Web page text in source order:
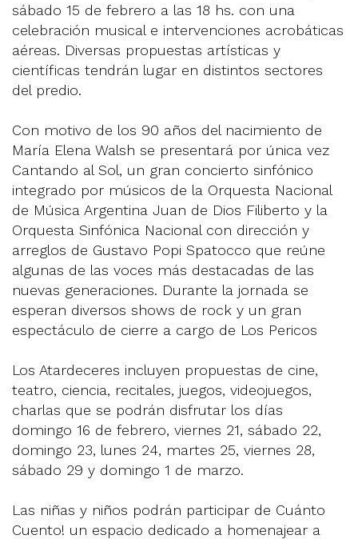
sábado 15 de febrero a las 18 hs. con una
celebración musical e intervenciones acrobáticas
aéreas. Diversas propuestas artísticas y
científicas tendrán lugar en distintos sectores
del predio.
Con motivo de los 90 años del nacimiento de
María Elena Walsh se presentará por única vez
Cantando al Sol, un gran concierto sinfónico
integrado por músicos de la Orquesta Nacional
de Música Argentina Juan de Dios Filiberto y la
Orquesta Sinfónica Nacional con dirección y
arreglos de Gustavo Popi Spatocco que reúne
algunas de las voces más destacadas de las
nuevas generaciones. Durante la jornada se
esperan diversos shows de rock y un gran
espectáculo de cierre a cargo de Los Pericos
Los Atardeceres incluyen propuestas de cine,
teatro, ciencia, recitales, juegos, videojuegos,
charlas que se podrán disfrutar los días
domingo 16 de febrero, viernes 21, sábado 22,
domingo 23, lunes 24, martes 25, viernes 28,
sábado 29 y domingo 1 de marzo.
Las niñas y niños podrán participar de Cuánto
Cuento! un espacio dedicado a homenajear a